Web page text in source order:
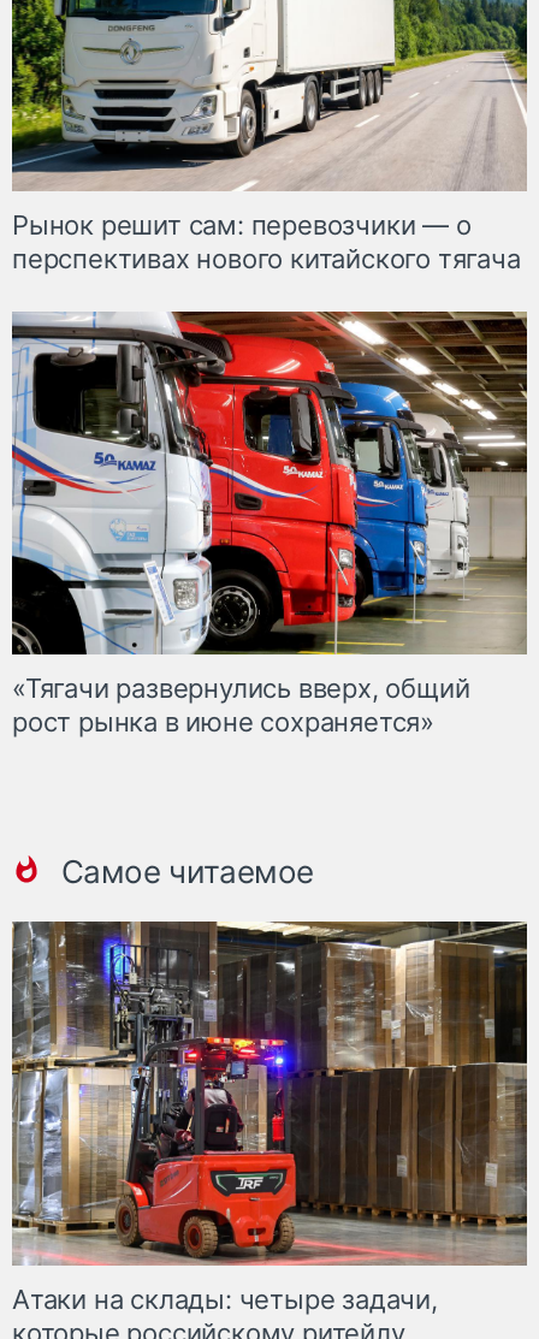
Рынок решит сам: перевозчики — о
перспективах нового китайского тягача
«Тягачи развернулись вверх, общий
рост рынка в июне сохраняется»
Самое читаемое
Атаки на склады: четыре задачи,
которые российскому ритейлу